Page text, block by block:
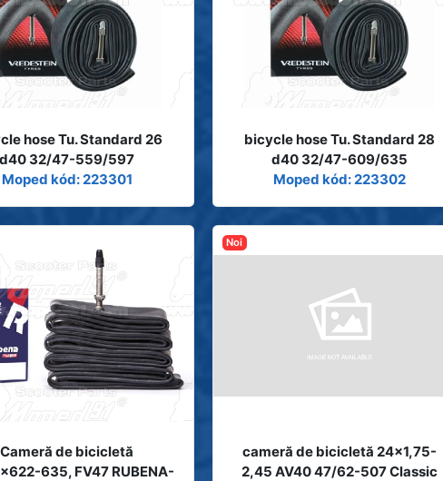
hose Tu. Standard 26
d40 32/47-559/597
Moped kód: 223301
bicycle hose Tu. Standard 28
d40 32/47-609/635
Moped kód: 223302
Cameră de bicicletă
635, FV47 RUBENA-
Noi
cameră de bicicletă 24x1,75-
2,45 AV40 47/62-507 Classic